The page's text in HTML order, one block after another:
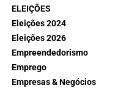
ELEIÇÕES
Eleições 2024
Eleições 2026
Empreendedorismo
Emprego
Empresas & Negócios